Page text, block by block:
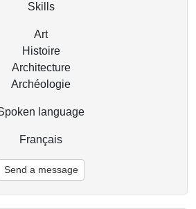
Skills
Art
Histoire
Architecture
Archéologie
language
Français
Send a message